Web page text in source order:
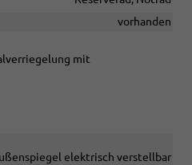
vorhanden
mit
elektrisch verstellbar